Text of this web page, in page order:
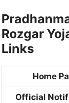
Rozgar
Links
Home
Official